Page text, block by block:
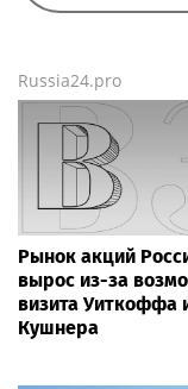
Russia24.pro
Рынок акций
вырос из-за
визита Уиткоффа
Кушнера